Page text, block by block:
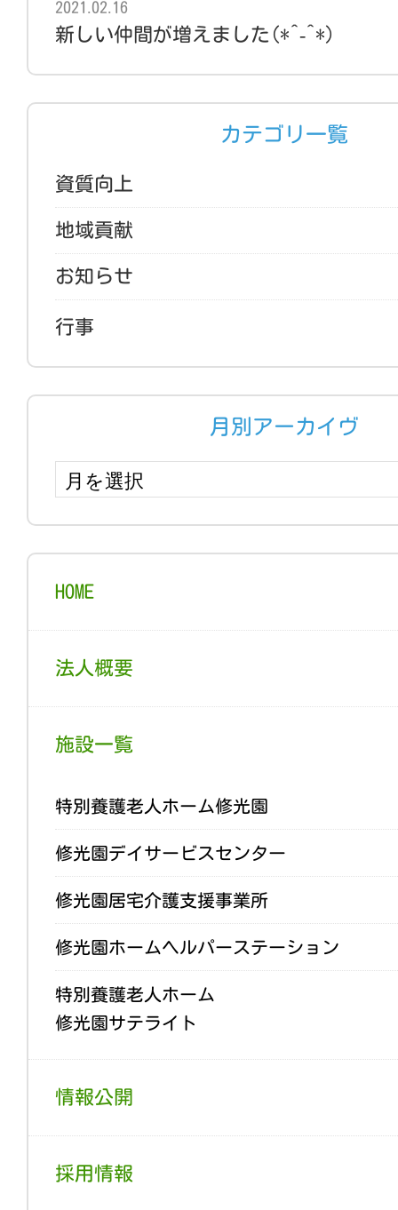
2021.02.16
新しい仲間が増えました(*^-^*)
カテゴリ一覧
資質向上
地域貢献
お知らせ
行事
月別アーカイヴ
HOME
法人概要
施設一覧
特別養護老人ホーム修光園
修光園デイサービスセンター
修光園居宅介護支援事業所
修光園ホームヘルパーステーション
特別養護老人ホーム
修光園サテライト
情報公開
採用情報